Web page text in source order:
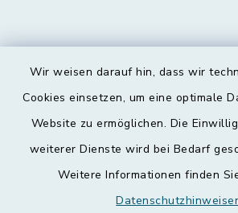
Wir weisen darauf hin, dass wir
Cookies einsetzen, um eine optimale
Website zu ermöglichen. Die
weiterer Dienste wird bei Bedarf
Weitere Informationen finden
Kontakt
Datenschutz